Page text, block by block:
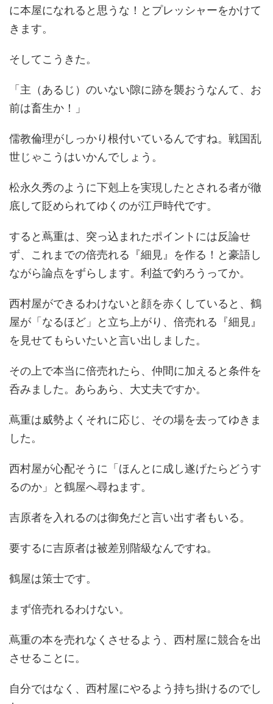
に本屋になれると思うな！とプレッシャーをかけて
きます。
そしてこうきた。
「主（あるじ）のいない隙に跡を襲おうなんて、お
前は畜生か！」
儒教倫理がしっかり根付いているんですね。戦国乱
世じゃこうはいかんでしょう。
松永久秀のように下剋上を実現したとされる者が徹
底して貶められてゆくのが江戸時代です。
すると蔦重は、突っ込まれたポイントには反論せ
ず、これまでの倍売れる『細見』を作る！と豪語し
ながら論点をずらします。利益で釣ろうってか。
西村屋ができるわけないと顔を赤くしていると、鶴
屋が「なるほど」と立ち上がり、倍売れる『細見』
を見せてもらいたいと言い出しました。
その上で本当に倍売れたら、仲間に加えると条件を
呑みました。あらあら、大丈夫ですか。
蔦重は威勢よくそれに応じ、その場を去ってゆきま
した。
西村屋が心配そうに「ほんとに成し遂げたらどうす
るのか」と鶴屋へ尋ねます。
吉原者を入れるのは御免だと言い出す者もいる。
要するに吉原者は被差別階級なんですね。
鶴屋は策士です。
まず倍売れるわけない。
蔦重の本を売れなくさせるよう、西村屋に競合を出
させることに。
自分ではなく、西村屋にやるよう持ち掛けるのでし